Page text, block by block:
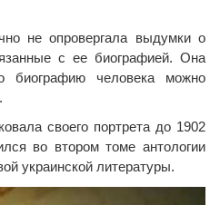
не опровергала выдумки о
с ее биографией. Она
биографию человека можно
своего портрета до 1902
во втором томе антологии
украинской литературы.